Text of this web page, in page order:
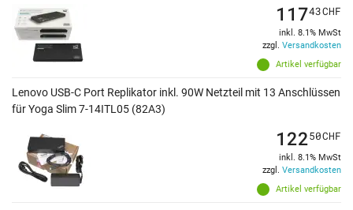
Artikel verfügbar
11743CHF
inkl. 8.1% MwSt
zzgl. Versandkosten
Lenovo USB-C Port Replikator inkl. 90W Netzteil mit 13 Anschlüssen
für Yoga Slim 7-14ITL05 (82A3)
Artikel verfügbar
12250CHF
inkl. 8.1% MwSt
zzgl. Versandkosten